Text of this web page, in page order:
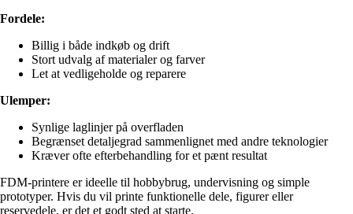
Fordele:
Billig i både indkøb og drift
Stort udvalg af materialer og farver
Let at vedligeholde og reparere
Ulemper:
Synlige laglinjer på overfladen
Begrænset detaljegrad sammenlignet med andre teknologier
Kræver ofte efterbehandling for et pænt resultat
FDM-printere er ideelle til hobbybrug, undervisning og simple
prototyper. Hvis du vil printe funktionelle dele, figurer eller
reservedele, er det et godt sted at starte.